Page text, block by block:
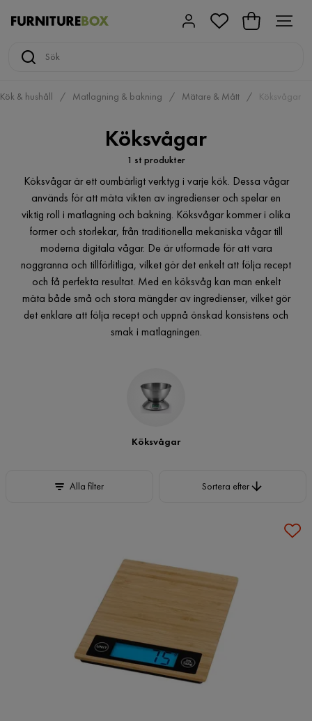
Kök & hushåll Matlagning & bakning Mätare & Mått Köksvågar
Köksvågar
1 st produkter
Köksvågar är ett oumbärligt verktyg i varje kök. Dessa vågar
används för att mäta vikten av ingredienser och spelar en
viktig roll i matlagning och bakning. Köksvågar kommer i olika
former och storlekar, från traditionella mekaniska vågar till
moderna digitala vågar. De är utformade för att vara
noggranna och tillförlitliga, vilket gör det enkelt att följa recept
och få perfekta resultat. Med en köksvåg kan man enkelt
mäta både små och stora mängder av ingredienser, vilket gör
det enklare att följa recept och uppnå önskad konsistens och
smak i matlagningen.
Köksvågar
Alla filter Sortera efter